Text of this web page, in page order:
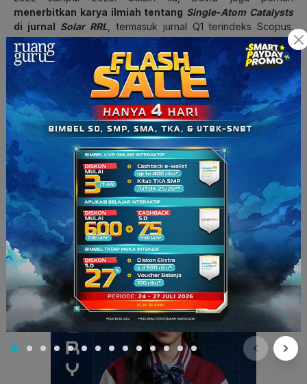
menerbitkan karya ilmiah tentang Single-Atom Catalysts
di jurnal Solar RRL , termasuk jurnal Q1 terindeks Scopus.
Nah, sewaktu SMA, tepatnya di tahun2021, David pernah
mendapatkan
Silver Medal pada Olimpiade Sains Nasional
Bidang Kimia
Meskipun kelihatannya ambis banget nih, David ternyata
punya sisi yang seru, gais. Dia udah jadi K-Popers sejak SD
dan hobi banget bikin kue. Wah, sama kayak aku dong, suka
bikin kue, sambil dengerin lagu-lagu Korea. Hihihi…
Baca Juga:
Profil Peserta Clash of Champions Season 2
Batch 3
5. Nerya Nauli Pangaribuan